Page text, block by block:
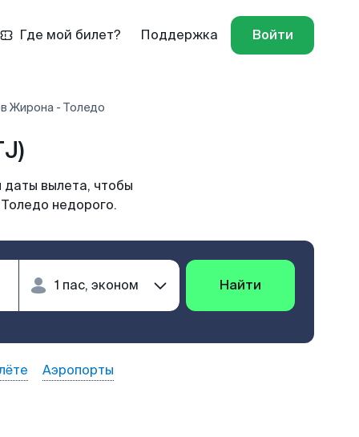
Где мой билет? Поддержка Войти
Жирона - Толедо
вылета, чтобы
недорого.
Найти
Аэропорты